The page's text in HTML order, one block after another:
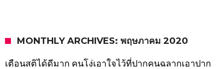
MONTHLY ARCHIVES: พฤษภาคม 2020
เตือนสติได้ดีมาก คนโง่เอาใจไว้ที่ปากคนฉลากเอาปาก